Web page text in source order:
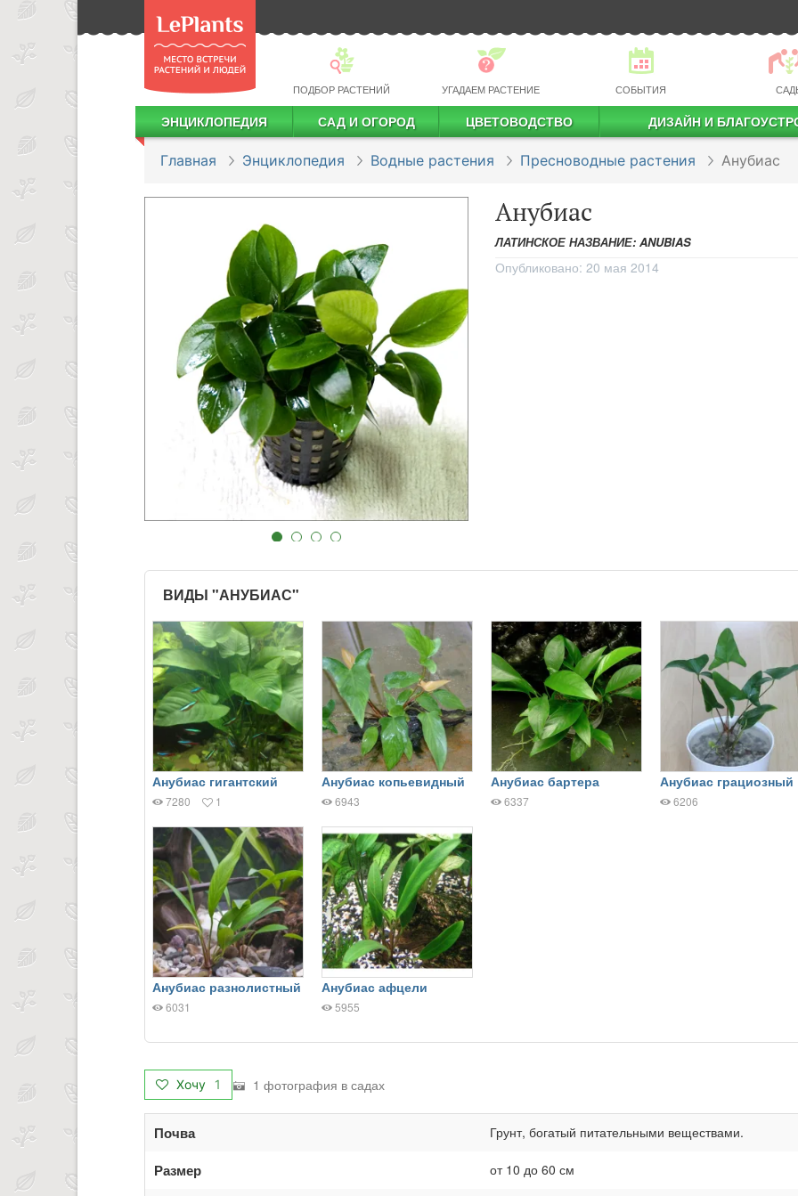
ПОДБОР РАСТЕНИЙ УГАДАЕМ РАСТЕНИЕ СОБЫТИЯ
ЭНЦИКЛОПЕДИЯ САД И ОГОРОД ЦВЕТОВОДСТВО ДИЗАЙН И
Главная Энциклопедия Водные растения Пресноводные растения Анубиас
Анубиас
ЛАТИНСКОЕ НАЗВАНИЕ: ANUBIAS
Опубликовано: 20 мая 2014
ВИДЫ "АНУБИАС"
Анубиас гигантский
7280 1
Анубиас копьевидный
6943
Анубиас бартера
6337
Анубиас грациозный
6206
Анубиас разнолистный
6031
Анубиас афцели
5955
Хочу 1 1 фотография в садах
Почва Грунт, богатый питательными веществами.
Размер от 10 до 60 см